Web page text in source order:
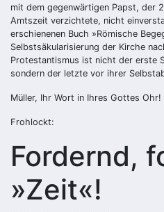
mit dem gegenwärtigen Papst, der
Amtszeit verzichtete, nicht
erschienenen Buch »Römische
Selbstsäkularisierung der Kirche
Protestantismus ist nicht der erste
sondern der letzte vor ihrer
Müller, Ihr Wort in Ihres Gottes Ohr!
Frohlockt:
Fordernd,
»Zeit«!